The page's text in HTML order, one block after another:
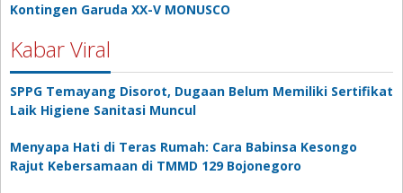
Kontingen Garuda XX-V MONUSCO
Kabar Viral
SPPG Temayang Disorot, Dugaan Belum Memiliki Sertifikat
Laik Higiene Sanitasi Muncul
Menyapa Hati di Teras Rumah: Cara Babinsa Kesongo
Rajut Kebersamaan di TMMD 129 Bojonegoro